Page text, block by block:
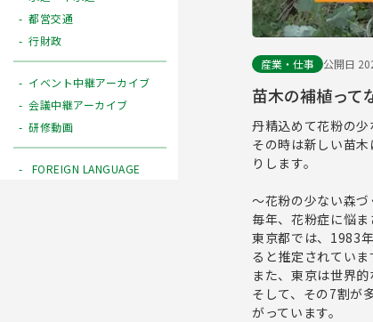
都営交通
行財政
イベント中継アーカイブ
会議中継アーカイブ
研修動画
FOREIGN LANGUAGE
産業・仕事 公開日
苗木の補植って
丹精込めて花粉の
その時は新しい苗
りします。
～花粉の少ない森
毎年、花粉症に悩ま
東京都では、1983
ると推定されていま
また、東京は世界
そして、その7割が
がっています。